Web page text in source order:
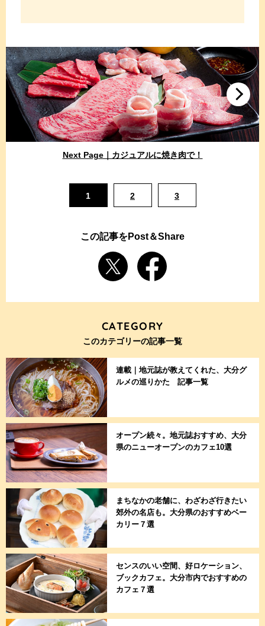
Next Page｜カジュアルに焼き肉で！
1 2 3
この記事をPost＆Share
CATEGORY
このカテゴリーの記事一覧
連載｜地元誌が教えてくれた、大分グ
ルメの巡りかた 記事一覧
オープン続々。地元誌おすすめ、大分
県のニューオープンのカフェ10選
まちなかの老舗に、わざわざ行きたい
郊外の名店も。大分県のおすすめベー
カリー７選
センスのいい空間、好ロケーション、
ブックカフェ。大分市内でおすすめの
カフェ７選